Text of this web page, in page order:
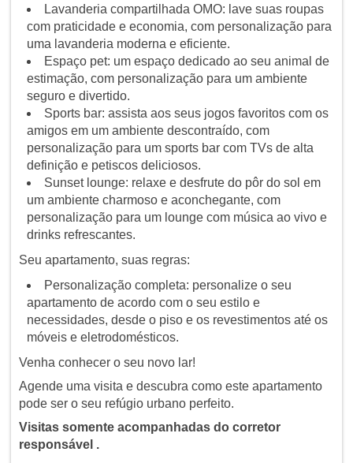
Lavanderia compartilhada OMO: lave suas roupas
com praticidade e economia, com personalização para
uma lavanderia moderna e eficiente.
Espaço pet: um espaço dedicado ao seu animal de
estimação, com personalização para um ambiente
seguro e divertido.
Sports bar: assista aos seus jogos favoritos com os
amigos em um ambiente descontraído, com
personalização para um sports bar com TVs de alta
definição e petiscos deliciosos.
Sunset lounge: relaxe e desfrute do pôr do sol em
um ambiente charmoso e aconchegante, com
personalização para um lounge com música ao vivo e
drinks refrescantes.
Seu apartamento, suas regras:
Personalização completa: personalize o seu
apartamento de acordo com o seu estilo e
necessidades, desde o piso e os revestimentos até os
móveis e eletrodomésticos.
Venha conhecer o seu novo lar!
Agende uma visita e descubra como este apartamento
pode ser o seu refúgio urbano perfeito.
Visitas somente acompanhadas do corretor
responsável .